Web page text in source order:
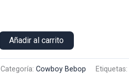
Añadir al carrito
Categoría: Cowboy Bebop Etiquetas: